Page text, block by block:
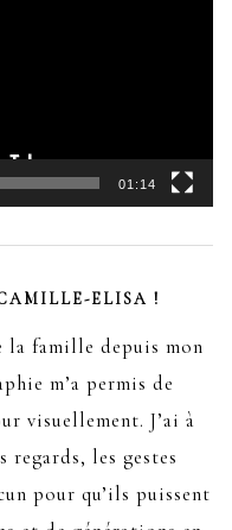
01:14
ELISA !
la famille depuis mon
m’a permis de
visuellement. J’ai à
regards, les gestes
pour qu’ils puissent